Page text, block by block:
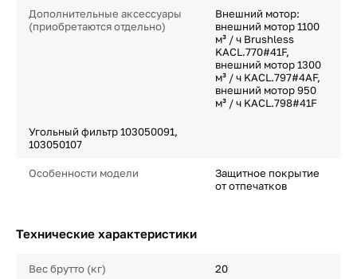
Дополнительные аксессуары
(приобретаются отдельно)
Внешний мотор:
внешний мотор 1100
м³ / ч Brushless
KACL.770#41F,
внешний мотор 1300
м³ / ч KACL.797#4AF,
внешний мотор 950
м³ / ч KACL.798#41F
Угольный фильтр 103050091,
103050107
Особенности модели
Защитное покрытие
от отпечатков
Технические характеристики
Вес брутто (кг) 20